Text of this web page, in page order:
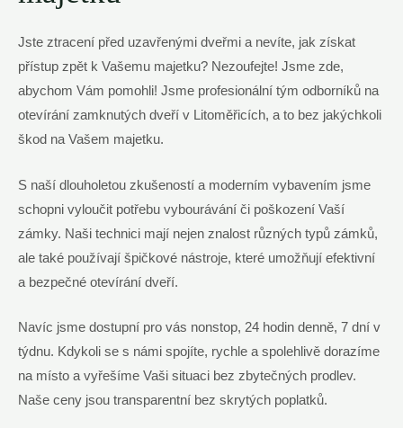
Jste ztracení před uzavřenými dveřmi a nevíte, jak získat
přístup zpět k Vašemu majetku? Nezoufejte! Jsme zde,
abychom Vám pomohli! Jsme profesionální tým odborníků na
otevírání zamknutých dveří v Litoměřicích, a to bez jakýchkoli
škod na Vašem majetku.
S naší dlouholetou zkušeností a moderním vybavením jsme
schopni vyloučit potřebu vybourávání či poškození Vaší
zámky. Naši technici mají nejen znalost různých typů zámků,
ale také používají špičkové nástroje, které umožňují efektivní
a bezpečné otevírání dveří.
Navíc jsme dostupní pro vás nonstop, 24 hodin denně, 7 dní v
týdnu. Kdykoli se s námi spojíte, rychle a spolehlivě dorazíme
na místo a vyřešíme Vaši situaci bez zbytečných prodlev.
Naše ceny jsou transparentní bez skrytých poplatků.